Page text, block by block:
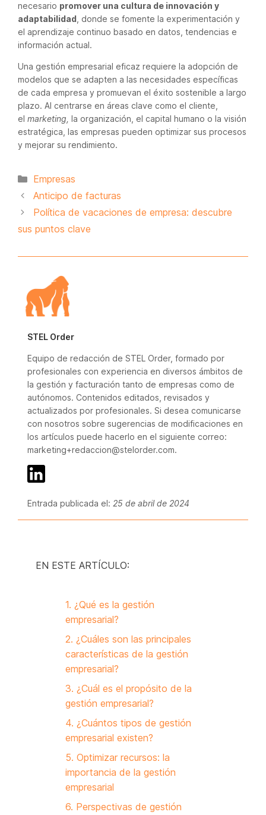
necesario promover una cultura de innovación y
adaptabilidad , donde se fomente la experimentación y
el aprendizaje continuo basado en datos, tendencias e
información actual.
Una gestión empresarial eficaz requiere la adopción de
modelos que se adapten a las necesidades específicas
de cada empresa y promuevan el éxito sostenible a largo
plazo. Al centrarse en áreas clave como el cliente,
el marketing, la organización, el capital humano o la visión
estratégica, las empresas pueden optimizar sus procesos
y mejorar su rendimiento.
Categorías
Empresas
Anticipo de facturas
Política de vacaciones de empresa: descubre
sus puntos clave
STEL Order
Equipo de redacción de STEL Order, formado por
profesionales con experiencia en diversos ámbitos de
la gestión y facturación tanto de empresas como de
autónomos. Contenidos editados, revisados y
actualizados por profesionales. Si desea comunicarse
con nosotros sobre sugerencias de modificaciones en
los artículos puede hacerlo en el siguiente correo:
marketing+redaccion@stelorder.com.
Entrada publicada el: 25 de abril de 2024
EN ESTE ARTÍCULO:
1. ¿Qué es la gestión
empresarial?
2. ¿Cuáles son las principales
características de la gestión
empresarial?
3. ¿Cuál es el propósito de la
gestión empresarial?
4. ¿Cuántos tipos de gestión
empresarial existen?
5. Optimizar recursos: la
importancia de la gestión
empresarial
6. Perspectivas de gestión